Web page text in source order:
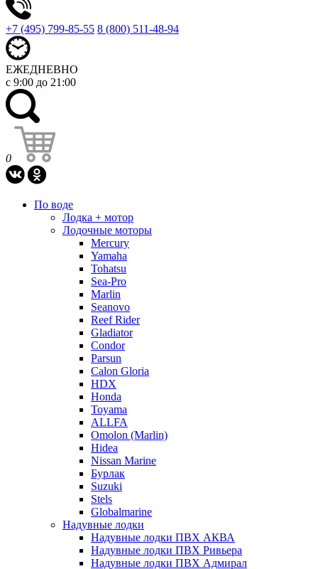
+7 (495) 799-85-55 8 (800) 511-48-94
ЕЖЕДНЕВНО
с 9:00 до 21:00
0
По воде
Лодка + мотор
Лодочные моторы
Mercury
Yamaha
Tohatsu
Sea-Pro
Marlin
Seanovo
Reef Rider
Gladiator
Condor
Parsun
Calon Gloria
HDX
Honda
Toyama
ALLFA
Omolon (Marlin)
Hidea
Nissan Marine
Бурлак
Suzuki
Stels
Globalmarine
Надувные лодки
Надувные лодки ПВХ АКВА
Надувные лодки ПВХ Ривьера
Надувные лодки ПВХ Адмирал